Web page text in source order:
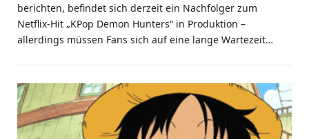
berichten, befindet sich derzeit ein Nachfolger zum
Netflix-Hit „KPop Demon Hunters“ in Produktion –
allerdings müssen Fans sich auf eine lange Wartezeit…